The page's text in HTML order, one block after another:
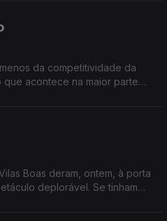
da competitividade da
que acontece na maior parte
Boas deram, ontem, à porta
deplorável. Se tinham